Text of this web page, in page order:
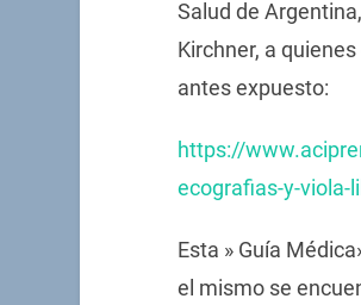
Salud de
Kirchner, a
antes expuesto:
https://
ecografias-y-viola-
Esta » Guía
el mismo se